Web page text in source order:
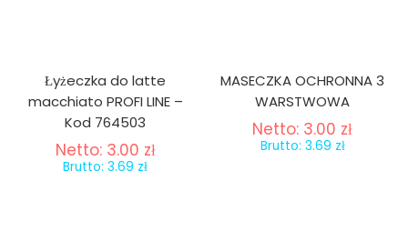
Łyżeczka do latte
macchiato PROFI LINE –
Kod 764503
Netto: 3.00 zł
Brutto:3.69 zł
MASECZKA OCHRONNA 3
WARSTWOWA
Netto: 3.00 zł
Brutto: 3.69 zł